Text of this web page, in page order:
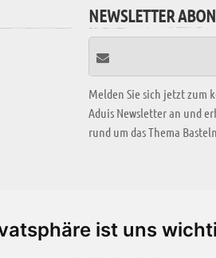
ist uns
NEWSLETTER
Melden Sie sich jetzt zum
Aduis Newsletter an und
rund um das Thema
KREATIV ZONE